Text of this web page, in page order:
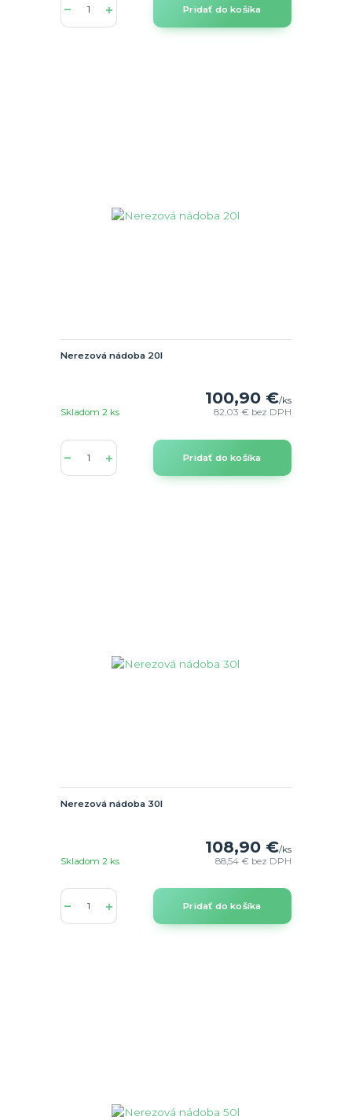
Pridať do košíka
Nerezová nádoba 20l
100,90 €/ks
82,03 € bez DPH
Skladom 2 ks
Pridať do košíka
Nerezová nádoba 30l
108,90 €/ks
88,54 € bez DPH
Skladom 2 ks
Pridať do košíka